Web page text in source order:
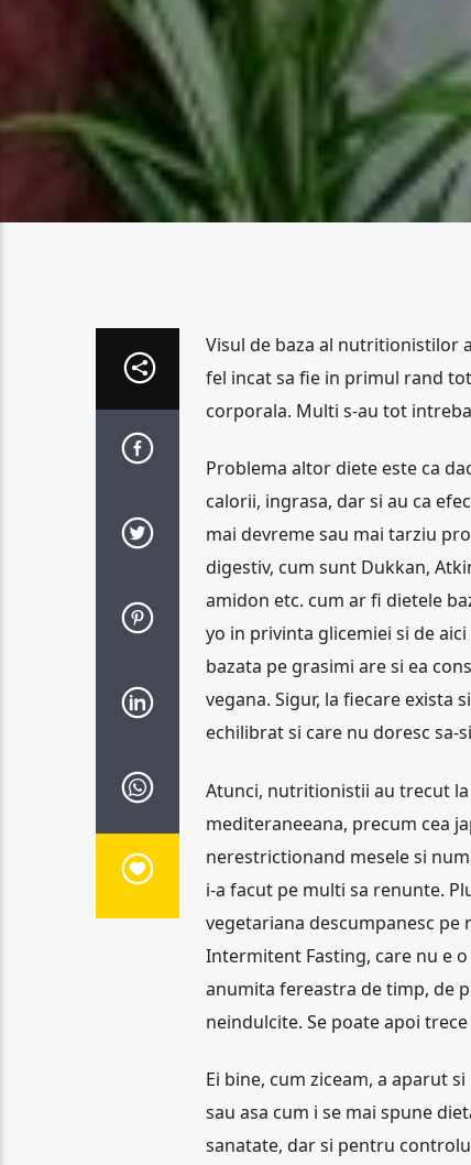
Visul de baza al nutritionistilor
fel incat sa fie in primul rand
corporala. Multi s-au tot
Problema altor diete este ca
calorii, ingrasa, dar si au ca
mai devreme sau mai tarziu
digestiv, cum sunt Dukkan,
amidon etc. cum ar fi dietele
yo in privinta glicemiei si de
bazata pe grasimi are si ea
vegana. Sigur, la fiecare exista
echilibrat si care nu doresc
Atunci, nutritionistii au trecut
mediteraneeana, precum cea
nerestrictionand mesele si
i-a facut pe multi sa renunte.
vegetariana descumpanesc pe
Intermitent Fasting, care nu e
anumita fereastra de timp, de
neindulcite. Se poate apoi
Ei bine, cum ziceam, a aparut
sau asa cum i se mai spune
sanatate, dar si pentru